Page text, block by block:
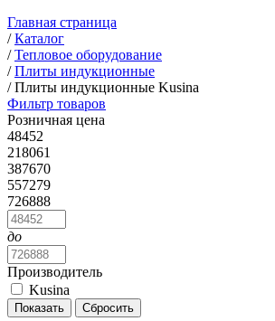
Главная страница
/Каталог
/Тепловое оборудование
/Плиты индукционные
/Плиты индукционные Kusina
Фильтр товаров
Розничная цена
48452
218061
387670
557279
726888
до
Производитель
Kusina